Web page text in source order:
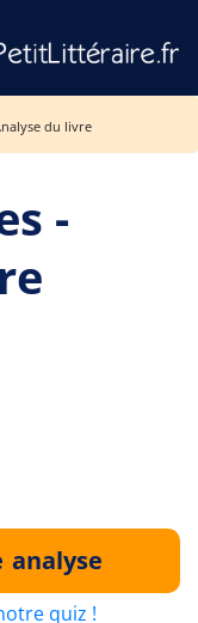
du livre
-
analyse
quiz !